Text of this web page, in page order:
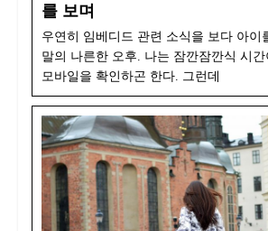
를 보며
우연히 임베디드 관련 소식을 보다 아이
말의 나른한 오후. 나는 잠깐잠깐식 시간
모바일을 확인하곤 한다. 그런데